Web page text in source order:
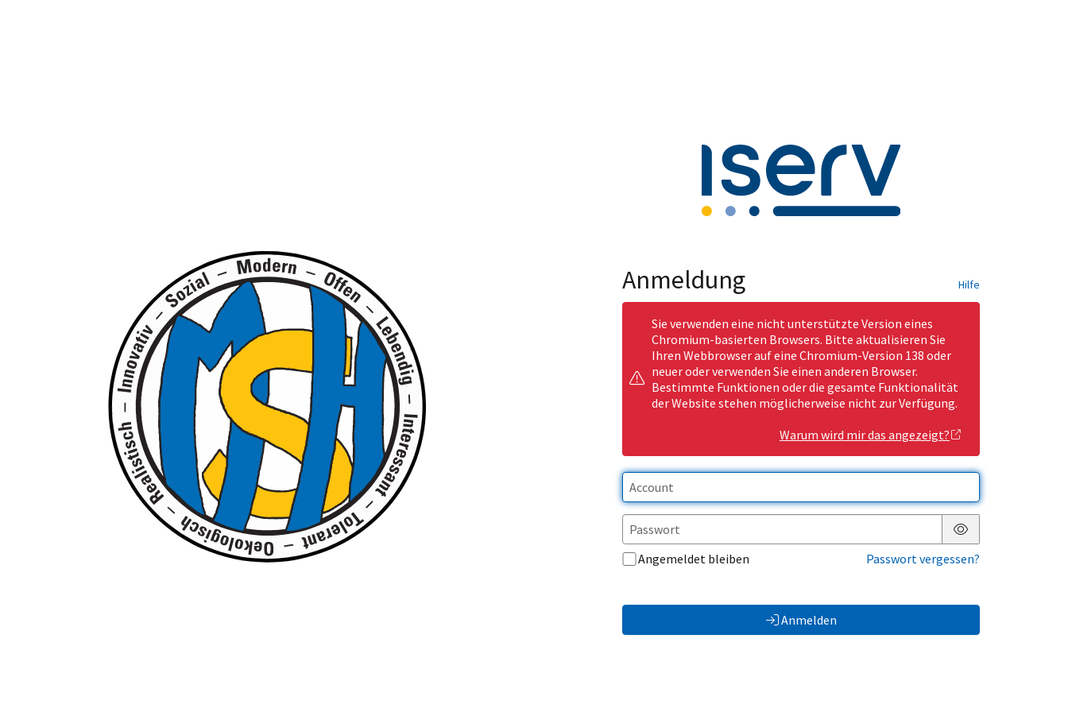
Anmeldung Hilfe
Sie verwenden eine nicht unterstützte Version eines
Chromium-basierten Browsers. Bitte aktualisieren Sie
Ihren Webbrowser auf eine Chromium-Version 138 oder
neuer oder verwenden Sie einen anderen Browser.
Bestimmte Funktionen oder die gesamte Funktionalität
der Website stehen möglicherweise nicht zur Verfügung.
Warum wird mir das angezeigt?
Passwort anzeigen
Angemeldet bleiben
Passwort vergessen?
Anmelden